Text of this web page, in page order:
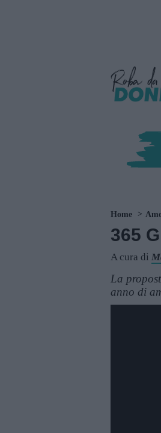
Home
365
A cura di
La
anno di